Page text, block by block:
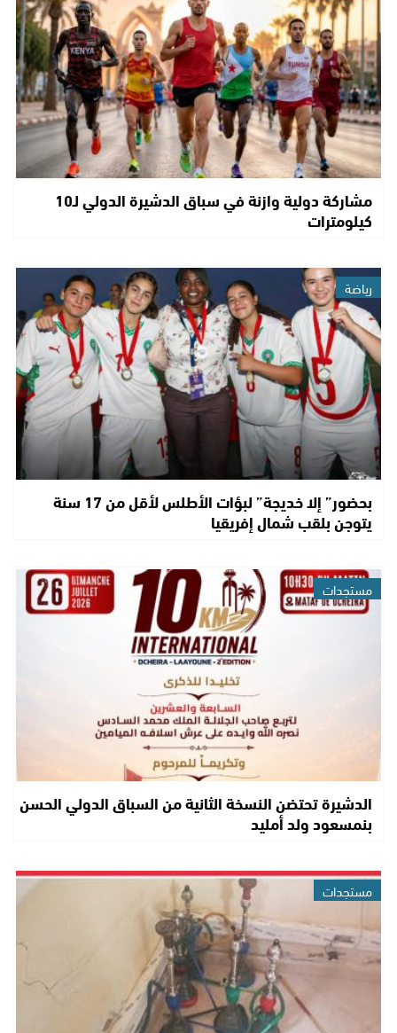
مشاركة دولية وازنة في سباق الدشيرة الدولي لـ10
كيلومترات
رياضة
بحضور” إلا خديجة” لبؤات الأطلس لأقل من 17 سنة
يتوجن بلقب شمال إفريقيا
مستجدات
الدشيرة تحتضن النسخة الثانية من السباق الدولي الحسن
بنمسعود ولد أمليد
مستجدات